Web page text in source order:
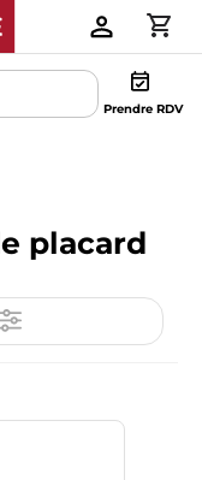
Prendre RDV
placard